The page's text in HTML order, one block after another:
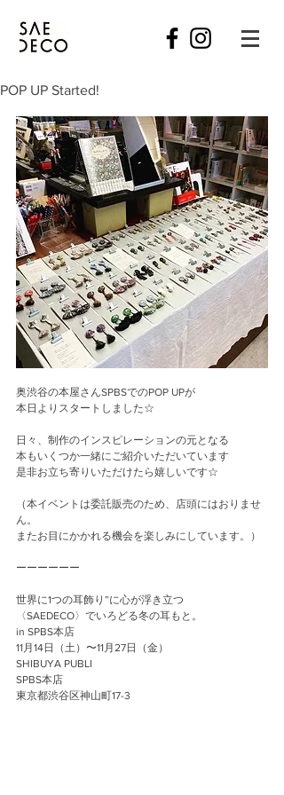
POP UP Started!
奥渋谷の本屋さんSPBSでのPOP UPが
本日よりスタートしました☆
日々、制作のインスピレーションの元となる
本もいくつか一緒にご紹介いただいています
是非お立ち寄りいただけたら嬉しいです☆
（本イベントは委託販売のため、店頭にはおりませ
ん。
またお目にかかれる機会を楽しみにしています。）
ーーーーーー
世界に1つの耳飾り”に心が浮き立つ
〈SAEDECO〉でいろどる冬の耳もと。
in SPBS本店
11月14日（土）〜11月27日（金）
SHIBUYA PUBLI
SPBS本店
東京都渋谷区神山町17-3